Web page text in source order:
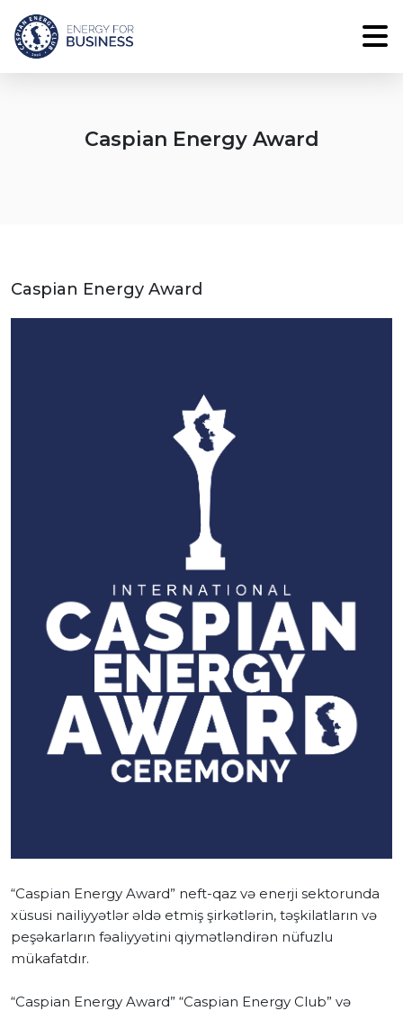
Caspian Energy Award
Caspian Energy Award
“Caspian Energy Award” neft-qaz və enerji sektorunda
xüsusi nailiyyətlər əldə etmiş şirkətlərin, təşkilatların və
peşəkarların fəaliyyətini qiymətləndirən nüfuzlu
mükafatdır.
“Caspian Energy Award” “Caspian Energy Club” və